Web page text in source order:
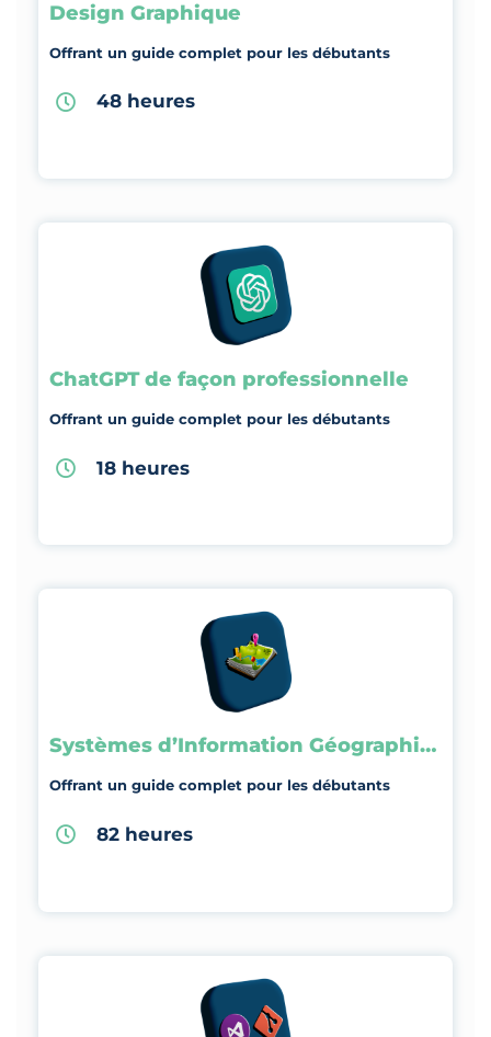
Design Graphique
Offrant un guide complet pour les débutants
48 heures
ChatGPT de façon professionnelle
Offrant un guide complet pour les débutants
18 heures
Systèmes d’Information Géographique
Offrant un guide complet pour les débutants
82 heures